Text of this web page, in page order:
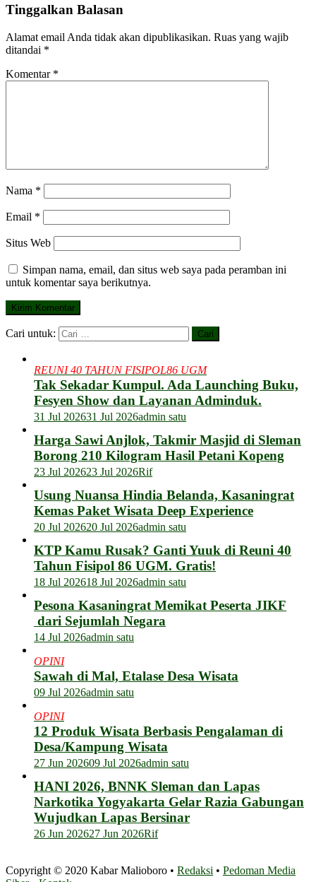
Tinggalkan Balasan
Alamat email Anda tidak akan dipublikasikan. Ruas yang wajib
ditandai *
Komentar *
Nama *
Email *
Situs Web
Simpan nama, email, dan situs web saya pada peramban ini
untuk komentar saya berikutnya.
Cari untuk:
REUNI 40 TAHUN FISIPOL86 UGM
Tak Sekadar Kumpul. Ada Launching Buku,
Fesyen Show dan Layanan Adminduk.
31 Jul 202631 Jul 2026admin satu
Harga Sawi Anjlok, Takmir Masjid di Sleman
Borong 210 Kilogram Hasil Petani Kopeng
23 Jul 202623 Jul 2026Rif
Usung Nuansa Hindia Belanda, Kasaningrat
Kemas Paket Wisata Deep Experience
20 Jul 202620 Jul 2026admin satu
KTP Kamu Rusak? Ganti Yuuk di Reuni 40
Tahun Fisipol 86 UGM. Gratis!
18 Jul 202618 Jul 2026admin satu
Pesona Kasaningrat Memikat Peserta JIKF
dari Sejumlah Negara
14 Jul 2026admin satu
OPINI
Sawah di Mal, Etalase Desa Wisata
09 Jul 2026admin satu
OPINI
12 Produk Wisata Berbasis Pengalaman di
Desa/Kampung Wisata
27 Jun 202609 Jul 2026admin satu
HANI 2026, BNNK Sleman dan Lapas
Narkotika Yogyakarta Gelar Razia Gabungan
Wujudkan Lapas Bersinar
26 Jun 202627 Jun 2026Rif
Copyright © 2020 Kabar Malioboro • Redaksi • Pedoman Media